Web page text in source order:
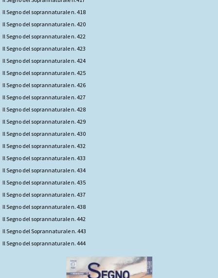
Il Segno del soprannaturale n. 418
Il Segno del soprannaturale n. 420
Il Segno del soprannaturale n. 422
Il Segno del soprannaturale n. 423
Il Segno del soprannaturale n. 424
Il Segno del soprannaturale n. 425
Il Segno del soprannaturale n. 426
Il Segno del soprannaturale n. 427
Il Segno del soprannaturale n. 428
Il Segno del soprannaturale n. 429
Il Segno del soprannaturale n. 430
Il Segno del soprannaturale n. 432
Il Segno del soprannaturale n. 433
Il Segno del soprannaturale n. 434
Il Segno del soprannaturale n. 435
Il Segno del soprannaturale n. 437
Il Segno del soprannaturale n. 438
ll Segno del soprannaturale n. 442
Il Segno del Soprannaturale n. 443
Il Segno del soprannaturale n. 444